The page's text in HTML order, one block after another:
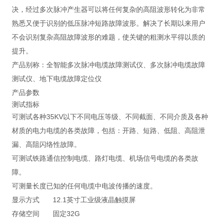
决，经过多次脉冲产生器可以将任何复杂的高阻波形转化为非常
熟悉又便于识别的低压脉冲短路故障波形。解决了长期以来用户
不会识别复杂高阻故障波形的难题，使关键的粗测水平得以质的
提升。
产品别称：全智能多次脉冲电缆故障测试仪、多次脉冲电缆故障
测试仪、地下电缆故障定位仪
产品参数
测试指标
可测试各种35KV以下不同电压等级、不同截面、不同介质及各种
材质的电力电缆的各类故障，包括：开路、短路、低阻、高阻泄
漏、高阻闪络性故障。
可测试铁路通信控制电缆、路灯电缆、机场信号电缆的各类故
障。
可测量长度已知的任何电缆中电波传播的速度。
显示方式
12.1英寸工业级液晶触摸屏
存储空间
固定32G